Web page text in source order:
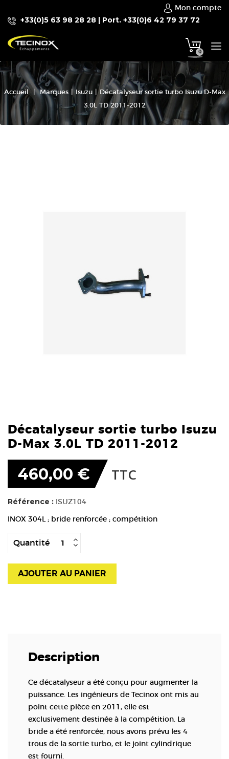
Mon compte
+33(0)5 63 98 28 28 | Port. +33(0)6 42 79 37 72
0
Accueil Marques Isuzu
Décatalyseur sortie turbo Isuzu D-Max
3.0L TD 2011-2012
Décatalyseur sortie turbo Isuzu
D-Max 3.0L TD 2011-2012
460,00 € TTC
Référence : ISUZ104
INOX 304L ; bride renforcée ; compétition
Quantité
AJOUTER AU PANIER
Description
Ce décatalyseur a été conçu pour augmenter la
puissance. Les ingénieurs de Tecinox ont mis au
point cette pièce en 2011, elle est
exclusivement destinée à la compétition. La
bride a été renforcée, nous avons prévu les 4
trous de la sortie turbo, et le joint cylindrique
est fourni.